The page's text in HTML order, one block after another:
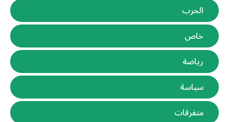
الحرب
خاص
رياضة
سياسة
متفرقات